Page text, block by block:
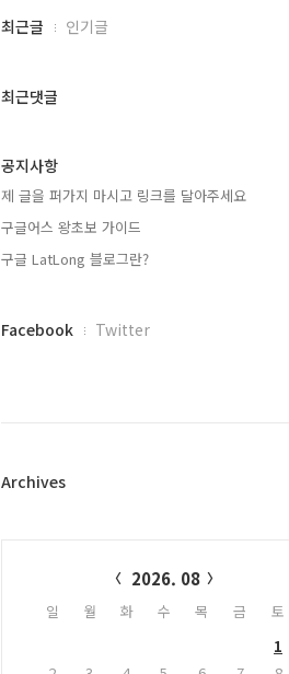
최
과
글
최근글 인기글
최근댓글
공지사항
제 글을 퍼가지 마시고 링크를 달아주세요
구글어스 왕초보 가이드
구글 LatLong 블로그란?
페
플
Facebook Twitter
Archives
2026. 08
일 월 화 수 목 금
토
1